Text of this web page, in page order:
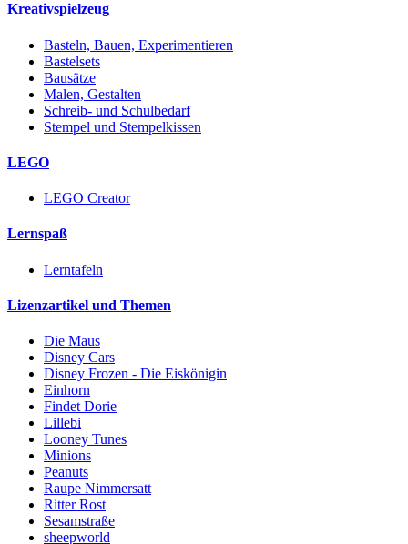
Kreativspielzeug
Basteln, Bauen, Experimentieren
Bastelsets
Bausätze
Malen, Gestalten
Schreib- und Schulbedarf
Stempel und Stempelkissen
LEGO
LEGO Creator
Lernspaß
Lerntafeln
Lizenzartikel und Themen
Die Maus
Disney Cars
Disney Frozen - Die Eiskönigin
Einhorn
Findet Dorie
Lillebi
Looney Tunes
Minions
Peanuts
Raupe Nimmersatt
Ritter Rost
Sesamstraße
sheepworld